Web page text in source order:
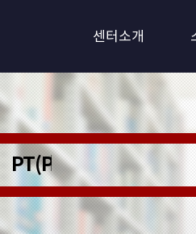
센터소개
PT(Personer